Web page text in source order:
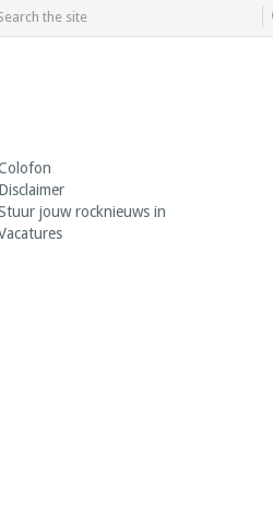
Disclaimer
jouw rocknieuws in